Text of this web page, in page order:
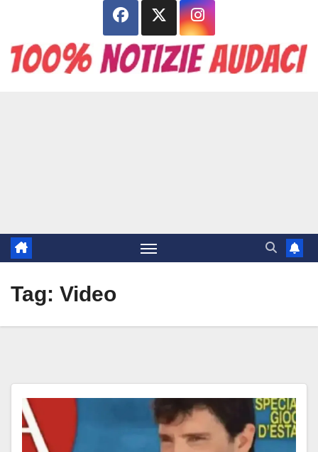
contenuto
Tag: Video